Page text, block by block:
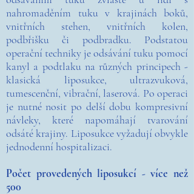
nahromaděním tuku v krajinách boků,
vnitřních stehen, vnitřních kolen,
podbřišku či podbradku. Podstatou
operační techniky je odsávání tuku pomocí
kanyl a podtlaku na různých principech -
klasická liposukce, ultrazvuková,
tumescenční, vibrační, laserová. Po operaci
je nutné nosit po delší dobu kompresivní
návleky, které napomáhají tvarování
odsáté krajiny. Liposukce vyžadují obvykle
jednodenní hospitalizaci.
Počet provedených liposukcí - více než
500